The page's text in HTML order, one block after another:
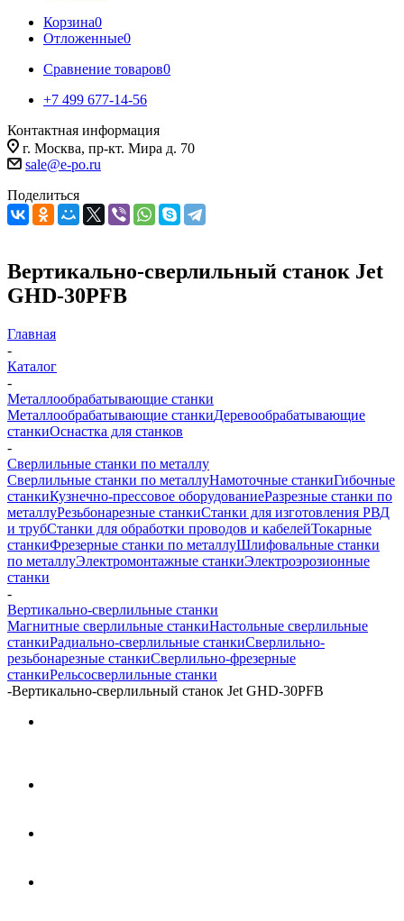
Корзина0
Отложенные0
Сравнение товаров0
+7 499 677-14-56
Контактная информация
г. Москва, пр-кт. Мира д. 70
sale@e-po.ru
Поделиться
Вертикально-сверлильный станок Jet
GHD-30PFB
Главная
-
Каталог
-
Металлообрабатывающие станки
Металлообрабатывающие станкиДеревообрабатывающие
станкиОснастка для станков
-
Сверлильные станки по металлу
Сверлильные станки по металлуНамоточные станкиГибочные
станкиКузнечно-прессовое оборудованиеРазрезные станки по
металлуРезьбонарезные станкиСтанки для изготовления РВД
и трубСтанки для обработки проводов и кабелейТокарные
станкиФрезерные станки по металлуШлифовальные станки
по металлуЭлектромонтажные станкиЭлектроэрозионные
станки
-
Вертикально-сверлильные станки
Магнитные сверлильные станкиНастольные сверлильные
станкиРадиально-сверлильные станкиСверлильно-
резьбонарезные станкиСверлильно-фрезерные
станкиРельсосверлильные станки
-Вертикально-сверлильный станок Jet GHD-30PFB